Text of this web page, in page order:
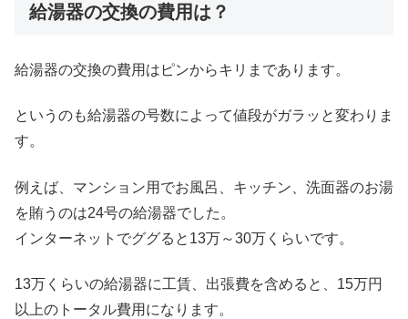
給湯器の交換の費用は？
給湯器の交換の費用はピンからキリまであります。
というのも給湯器の号数によって値段がガラッと変わりま
す。
例えば、マンション用でお風呂、キッチン、洗面器のお湯
を賄うのは24号の給湯器でした。
インターネットでググると13万～30万くらいです。
13万くらいの給湯器に工賃、出張費を含めると、15万円
以上のトータル費用になります。